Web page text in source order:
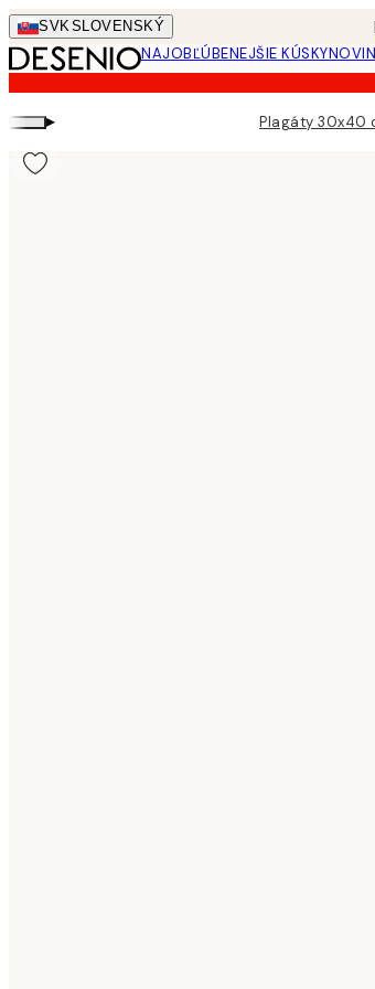
Skip
to
main
content.
SVKSLOVENSKÝ
NAJOBĽÚBENEJŠIE KÚSKY
▸ Plagáty 30x40